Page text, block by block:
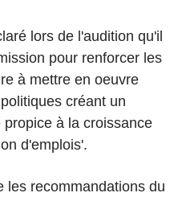
lors de l'audition qu'il
pour renforcer les
à mettre en oeuvre
créant un
à la croissance
d'emplois'.
les recommandations du